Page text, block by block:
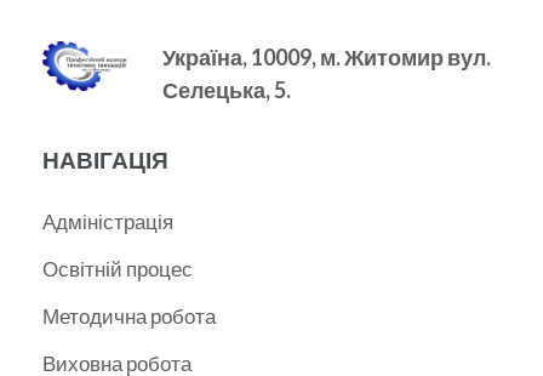
Україна, 10009, м.Житомир вул.
Селецька, 5.
НАВІГАЦІЯ
Адміністрація
Освітній процес
Методична робота
Виховна робота